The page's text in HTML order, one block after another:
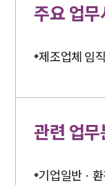
주요 업무
제조업체 임
관련 업무
기업일반 · 환